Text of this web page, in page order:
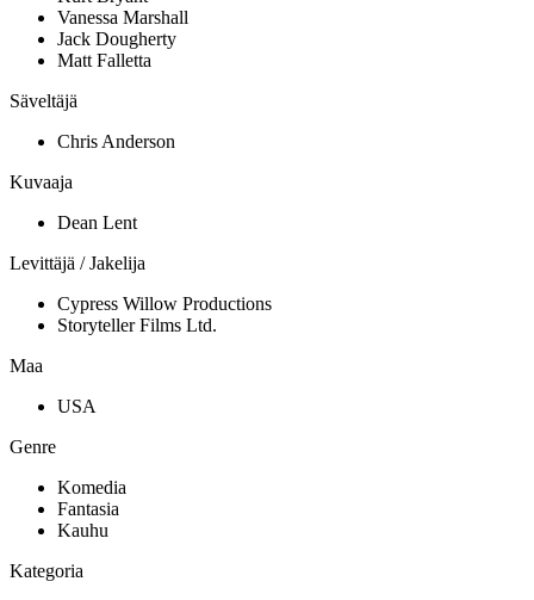
Vanessa Marshall
Jack Dougherty
Matt Falletta
Säveltäjä
Chris Anderson
Kuvaaja
Dean Lent
Levittäjä / Jakelija
Cypress Willow Productions
Storyteller Films Ltd.
Maa
USA
Genre
Komedia
Fantasia
Kauhu
Kategoria